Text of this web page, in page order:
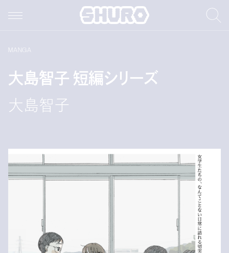
MANGA
大島智子 短編シリーズ
大島智子